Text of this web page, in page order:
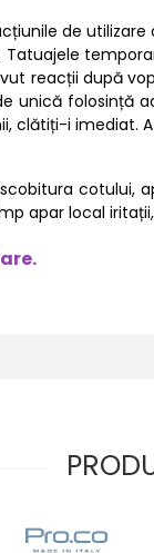
de
reacții după
unică
clătiți-i imediat.
cotului,
apar local